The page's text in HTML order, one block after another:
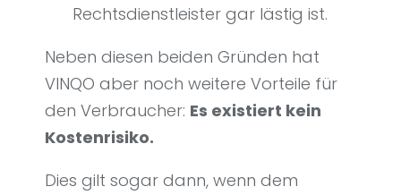
Rechtsdienstleister gar lästig ist.
Neben diesen beiden Gründen hat
VINQO aber noch weitere Vorteile für
den Verbraucher: Es existiert kein
Kostenrisiko.
Dies gilt sogar dann, wenn dem